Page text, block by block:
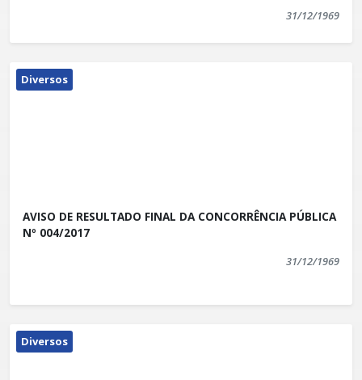
31/12/1969
Diversos
AVISO DE RESULTADO FINAL DA CONCORRÊNCIA PÚBLICA
Nº 004/2017
31/12/1969
Diversos